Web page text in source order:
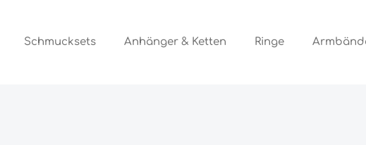
Schmucksets Anhänger & Ketten Ringe